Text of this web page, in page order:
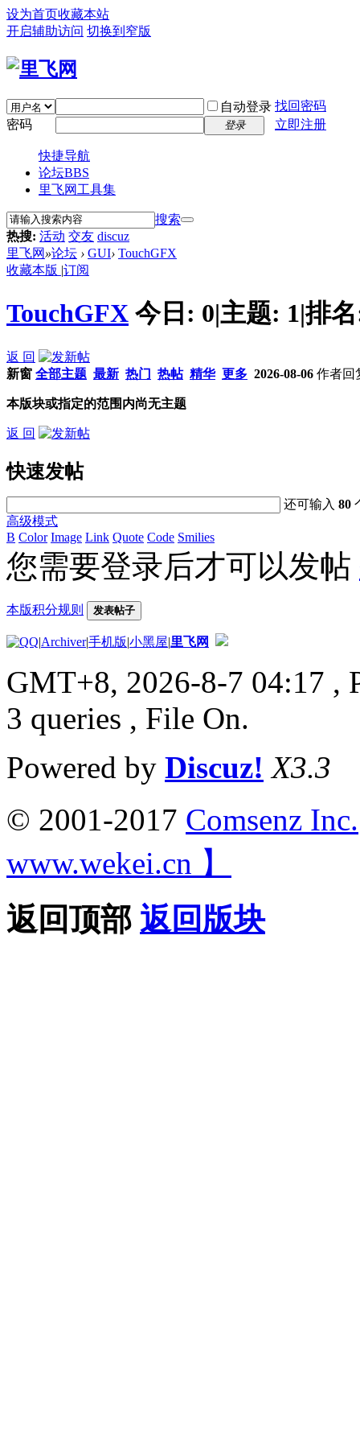
设为首页收藏本站
开启辅助访问 切换到窄版
自动登录 找回密码
密码
登录 立即注册
快捷导航
论坛BBS
里飞网工具集
搜索
热搜: 活动 交友 discuz
里飞网 »论坛 › GUI› TouchGFX
收藏本版 |订阅
TouchGFX 今日: 0|主题: 1|排
返 回
新窗 全部主题 最新 热门 热帖 精华 更多 2026-08-06 作者回
本版块或指定的范围内尚无主题
返 回
快速发帖
还可输入80
高级模式
B Color Image Link Quote Code Smilies
您需要登录后才可以发帖
本版积分规则 发表帖子
|Archiver|手机版|小黑屋|里飞网
GMT+8, 2026-8-7 04:17 ,
3 queries , File On.
Powered by Discuz! X3.3
© 2001-2017 Comsenz Inc.
www.wekei.cn 】
返回顶部 返回版块